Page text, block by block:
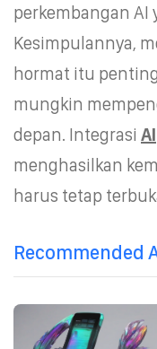
perkembangan AI
Kesimpulannya,
hormat itu
mungkin
depan. Integrasi AI
menghasilkan
harus tetap
Recommended